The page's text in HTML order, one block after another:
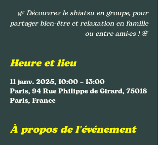
🌿 Découvrez le shiatsu en groupe, pour
partager bien-être et relaxation en famille
ou entre ami·es ! 🌸
Heure et lieu
11 janv. 2025, 10:00 – 13:00
Paris, 94 Rue Philippe de Girard, 75018
Paris, France
À propos de l'événement